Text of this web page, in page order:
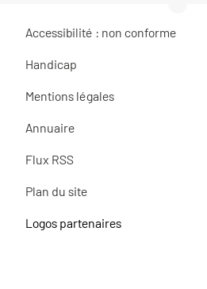
Accessibilité : non conforme
Handicap
Mentions légales
Annuaire
Flux RSS
Plan du site
Logos partenaires